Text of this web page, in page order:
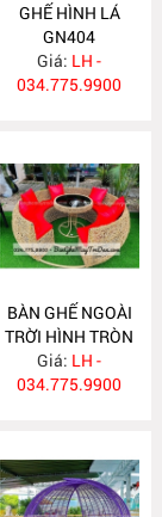
GHẾ HÌNH LÁ
GN404
Giá: LH -
034.775.9900
BÀN GHẾ NGOÀI
TRỜI HÌNH TRÒN
GN401
Giá: LH -
034.775.9900